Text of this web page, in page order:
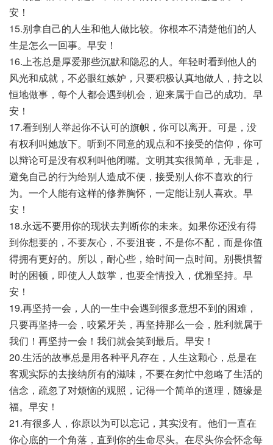
安！
15.别拿自己的人生和他人做比较。你根本不清楚他们的人
生是怎么一回事。早安！
16.上苍总是厚爱那些沉默和隐忍的人。年轻时看到他人的
风光和成就，不必眼红嫉妒，只要积极认真地做人，持之以
恒地做事，每个人都会遇到机会，迎来属于自己的成功。早
安！
17.看到别人举起你不认可的旗帜，你可以离开。可是，没
有权利叫她放下。听到不同意的观点和不接受的信仰，你可
以辩论可是没有权利叫他闭嘴。文明其实很简单，无非是，
避免自己的行为给别人造成不便，接受别人你不喜欢的行
为。一个人能有这样的修养胸怀，一定能让别人喜欢。早
安！
18.永远不要用你的现状去判断你的未来。如果你还没有得
到你想要的，不要灰心，不要沮丧，不是你不配，而是你值
得拥有更好的。所以，耐心些，给时间一点时间。别畏惧暂
时的困顿，即使人人鼓掌，也要全情投入，优雅坚持。早
安！
19.再坚持一会，人的一生中会遇到很多意想不到的困难，
只要再坚持一会，咬紧牙关，再坚持那么一会，胜利就属于
我们！再坚持一会！我们就会笑到最后。早安！
20.生活的故事总是用各种平凡存在，人生这颗心，总是在
客观实际的去接纳所有的滋味，不要在匆忙中忽略了生活的
信念，疏忽了对烦恼的观照，记得一个简单的道理，随缘是
福。早安！
21.有很多人，你原以为可以忘记，其实没有。他们一直在
你心底的一个角落，直到你的生命尽头。在尽头你会怀念每